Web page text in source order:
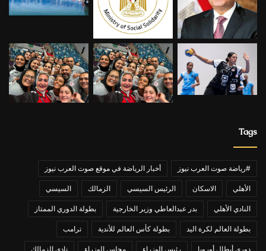
Tags
#رياضة صوت العرب نيوز أخبار الرياضة في موقع صوت العرب نيوز
الأهلي الاسكان الرئيس السيسي الزمالك السيسي
النادي الأهلي بدر عبدالعاطي وزير الخارجية بطولة الدوري الممتاز
بطولة العالم لكرة اليد بطولة كأس العالم للأندية ترامب
دوري أبطال أوروبا رئيس الوزراء مجلس الوزراء نادي الزمالك